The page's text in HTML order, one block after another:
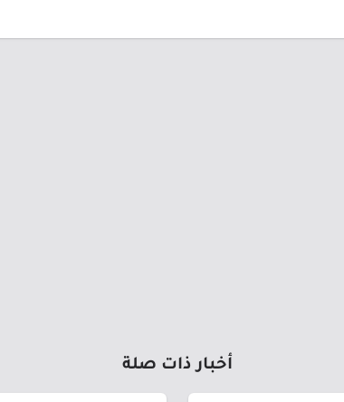
أخبار ذات صلة